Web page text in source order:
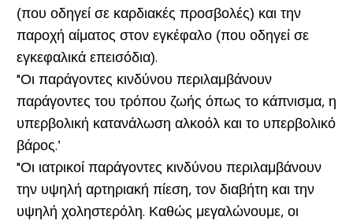
(που οδηγεί σε καρδιακές προσβολές) και την
παροχή αίματος στον εγκέφαλο (που οδηγεί σε
εγκεφαλικά επεισόδια).
"Οι παράγοντες κινδύνου περιλαμβάνουν
παράγοντες του τρόπου ζωής όπως το κάπνισμα, η
υπερβολική κατανάλωση αλκοόλ και το υπερβολικό
βάρος.’
"Οι ιατρικοί παράγοντες κινδύνου περιλαμβάνουν
την υψηλή αρτηριακή πίεση, τον διαβήτη και την
υψηλή χοληστερόλη. Καθώς μεγαλώνουμε, οι